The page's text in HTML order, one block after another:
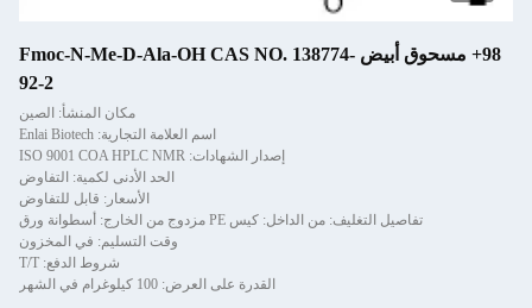
98+ مسحوق أبيض Fmoc-N-Me-D-Ala-OH CAS NO. 138774-
92-2
مكان المنشأ: الصين
اسم العلامة التجارية: Enlai Biotech
إصدار الشهادات: ISO 9001 COA HPLC NMR
الحد الأدنى لكمية: التفاوض
الأسعار: قابل للتفاوض
تفاصيل التغليف: من الداخل: كيس PE مزدوج من الخارج: أسطوانة ورق
وقت التسليم: في المخزون
شروط الدفع: T/T
القدرة على العرض: 100 كيلوغرام في الشهر